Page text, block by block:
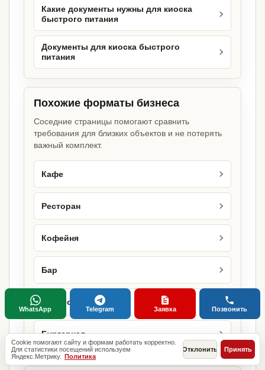
Какие документы нужны для киоска
быстрого питания
Документы для киоска быстрого
питания
Похожие форматы бизнеса
Соседние страницы помогают сравнить
требования для близких объектов и не потерять
важный комплект.
Кафе
Ресторан
Кофейня
Бар
Бистро
Бургерная
Cookie помогают сайту и формам работать корректно.
Для статистики посещений используем
Яндекс.Метрику. Политика
Отклонить Принять
WhatsApp Telegram Заявка Позвонить